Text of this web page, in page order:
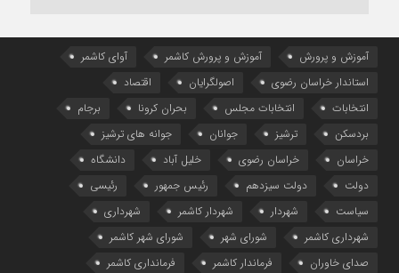
آموزش و پرورش آموزش و پرورش کاشمر
آوای کاشمر
استاندار خراسان رضوی
اصولگرایان
اقتصاد
انتخابات
انتخابات مجلس بحران کرونا
برجام
بردسکن
ترشیز جوانان
جوانه های ترشیز
خراسان
خراسان رضوی خلیل آباد
دانشگاه
دولت
دولت سیزدهم رئیس جمهور
رئیسی
سیاست
شهردار شهردار کاشمر
شهرداری
شهرداری کاشمر
شورای شهر
شورای شهر کاشمر
صدای خاوران
فرماندار کاشمر فرمانداری کاشمر